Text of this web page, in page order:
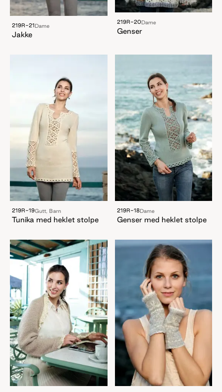
219R-21 Dame
Jakke
219R-20 Dame
Genser
219R-19Gutt, Barn
Tunika med heklet stolpe
219R-18Dame
Genser med heklet stolpe